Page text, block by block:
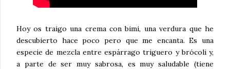
Hoy os traigo una crema con bimi, una verdura que he
descubierto hace poco pero que me encanta. Es una
especie de mezcla entre espárrago triguero y brócoli y,
a parte de ser muy sabrosa, es muy saludable (tiene